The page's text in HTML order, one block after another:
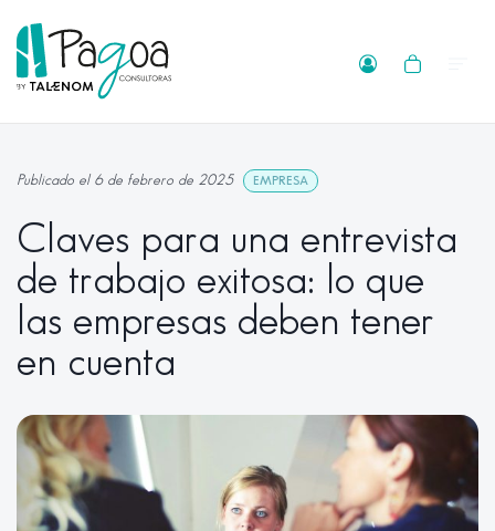
Publicado el 6 de febrero de 2025 EMPRESA
Claves para una entrevista
de trabajo exitosa: lo que
las empresas deben tener
en cuenta